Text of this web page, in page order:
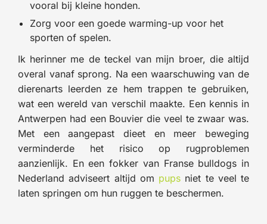
vooral bij kleine honden.
Zorg voor een goede warming-up voor het
sporten of spelen.
Ik herinner me de teckel van mijn broer, die altijd
overal vanaf sprong. Na een waarschuwing van de
dierenarts leerden ze hem trappen te gebruiken,
wat een wereld van verschil maakte. Een kennis in
Antwerpen had een Bouvier die veel te zwaar was.
Met een aangepast dieet en meer beweging
verminderde het risico op rugproblemen
aanzienlijk. En een fokker van Franse bulldogs in
Nederland adviseert altijd om pups niet te veel te
laten springen om hun ruggen te beschermen.